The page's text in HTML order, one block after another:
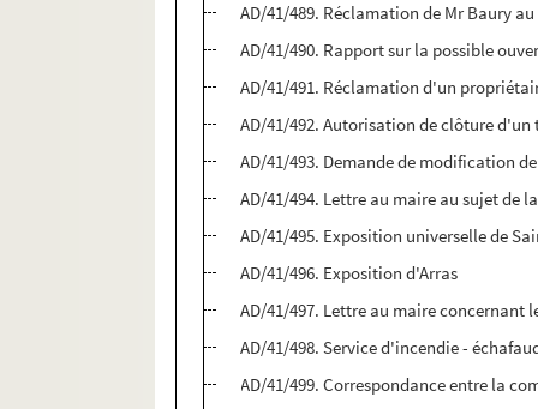
AD/41/489. Réclamation de Mr Baury
AD/41/490. Rapport sur la possible
AD/41/491. Réclamation d'un
AD/41/492. Autorisation de clôture
AD/41/493. Demande de modification
AD/41/494. Lettre au maire au sujet de
AD/41/495. Exposition universelle de
AD/41/496. Exposition d'Arras
AD/41/497. Lettre au maire
AD/41/498. Service d'incendie -
AD/41/499. Correspondance entre la